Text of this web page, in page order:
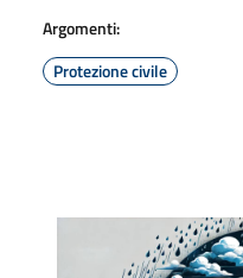
Argomenti:
Protezione civile